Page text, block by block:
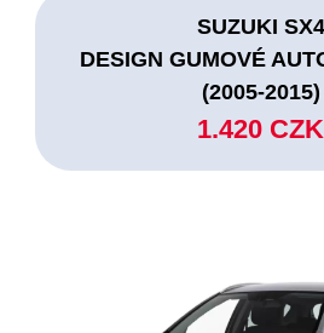
SUZUKI SX4
DESIGN GUMOVÉ
(2005-2015)
1.420 CZK